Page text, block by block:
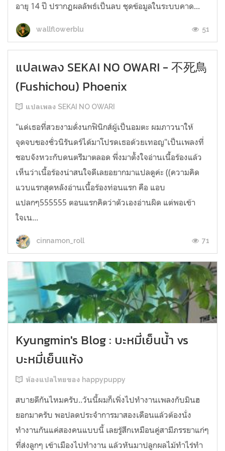
อายุ 14 ปี ปรากฏผลลัพธ์เป็นลบ ชุดข้อมูลในระบบคาด...
wallflowerblu 51
แปลเพลง SEKAI NO OWARI - 不死鳥
(Fushichou) Phoenix
แปลเพลง SEKAI NO OWARI
"แด่เธอที่สวยงามดั่งนกฟินิกส์ผู้เป็นอมตะ ผมภาวนาให้
จุดจบของชั่วนิรันดร์ได้มาโปรดเธอด้วยเทอญ"เป็นเพลงที่
ชอบจังหวะกับดนตรีมาตลอด พึ่งมาตั้งใจอ่านเนื้อร้องแล้ว
เห็นว่าเนื้อร้องน่าสนใจดีเลยอยากมาแปลดูค่ะ ((ความคิด
แวบแรกสุดหลังอ่านเนื้อร้องท่อนแรก คือ แอบ
แปลกๆ555555 ตอนแรกคิดว่าตัวเองอ่านผิด แต่พอเข้า
ใจเน...
cinnamon_roll 71
Kyungmin's Blog : บะหมี่เย็นน้ำ vs
บะหมี่เย็นแห้ง
ห้องแปลไทยของ happypuppy
สบายดีกันไหมครับ..วันนี้ผมก็เพิ่งไปทำงานเพลงกับมินฮ
ยอกมาครับ พอปลดประจำการมาสองเดือนแล้วต้องนั่ง
ทำงานกันแค่สองคนแบบนี้ เลยรู้สึกเหมือนคู่สามีภรรยาแก่ๆ
ที่ส่งลูกๆ เข้าเมืองไปทำงาน แล้วหันมาปลูกผลไม้ทำไร่ทำ